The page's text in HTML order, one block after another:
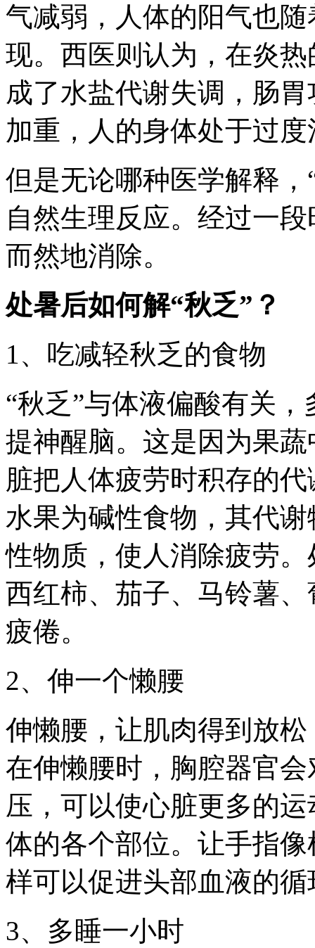
气减弱，人体的阳气也
现。西医则认为，在炎
成了水盐代谢失调，肠
加重，人的身体处于过
但是无论哪种医学解释
自然生理反应。经过一
而然地消除。
处暑后如何解“秋乏”？
1、吃减轻秋乏的食物
“秋乏”与体液偏酸有关
提神醒脑。这是因为果
脏把人体疲劳时积存的
水果为碱性食物，其代
性物质，使人消除疲劳
西红柿、茄子、马铃薯
疲倦。
2、伸一个懒腰
伸懒腰，让肌肉得到放
在伸懒腰时，胸腔器官
压，可以使心脏更多的
体的各个部位。让手指
样可以促进头部血液的
3、多睡一小时